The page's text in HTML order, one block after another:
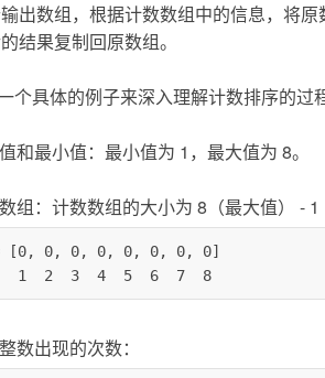
出数组，根据计数数组中的信息，将原
结果复制回原数组。
个具体的例子来深入理解计数排序的过
和最小值：最小值为 1，最大值为 8。
组：计数数组的大小为 8（最大值） - 1
[0, 0, 0, 0, 0, 0, 0, 0]
           1  2  3  4  5  6  7  8
数出现的次数：